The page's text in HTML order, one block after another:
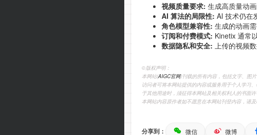
视频质量要求: 生成高质量动
AI 算法的局限性: AI 技术仍在
角色模型兼容性: 生成的动画
订阅和付费模式: Kinetix 通常
数据隐私和安全: 上传的视频
©️版权声明：
本网站(AIGC官网)刊载的所有内容，包括文字、图
访问者可将本网站提供的内容或服务用于个人学习
于其他用途时，须征得本网站及相关权利人的书面许
本网站内容原作者如不愿意在本网站刊登内容，请及
分享到： 微信 微博